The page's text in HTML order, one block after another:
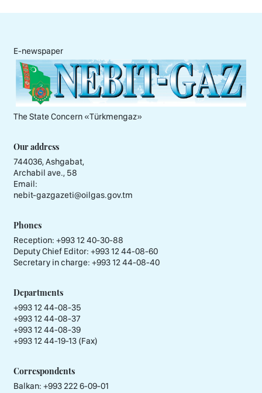
E-newspaper
The State Concern «Тürkmengaz»
Our address
744036, Ashgabat,
Archabil ave., 58
Email:
nebit-gazgazeti@oilgas.gov.tm
Phones
Reception: +993 12 40-30-88
Deputy Chief Editor: +993 12 44-08-60
Secretary in charge: +993 12 44-08-40
Departments
+993 12 44-08-35
+993 12 44-08-37
+993 12 44-08-39
+993 12 44-19-13 (Fax)
Correspondents
Balkan: +993 222 6-09-01